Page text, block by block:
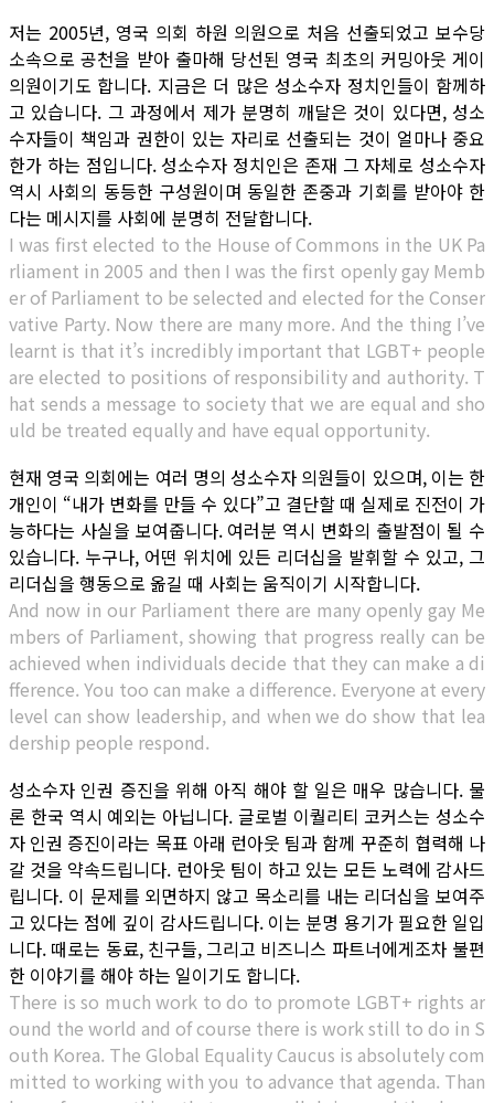
저는 2005년, 영국 의회 하원 의원으로 처음 선출되었고 보수당
소속으로 공천을 받아 출마해 당선된 영국 최초의 커밍아웃 게이
의원이기도 합니다. 지금은 더 많은 성소수자 정치인들이 함께하
고 있습니다. 그 과정에서 제가 분명히 깨달은 것이 있다면, 성소
수자들이 책임과 권한이 있는 자리로 선출되는 것이 얼마나 중요
한가 하는 점입니다. 성소수자 정치인은 존재 그 자체로 성소수자
역시 사회의 동등한 구성원이며 동일한 존중과 기회를 받아야 한
다는 메시지를 사회에 분명히 전달합니다.
I was first elected to the House of Commons in the UK Pa
rliament in 2005 and then I was the first openly gay Memb
er of Parliament to be selected and elected for the Conser
vative Party. Now there are many more. And the thing I’ve
learnt is that it’s incredibly important that LGBT+ people
are elected to positions of responsibility and authority. T
hat sends a message to society that we are equal and sho
uld be treated equally and have equal opportunity.
현재 영국 의회에는 여러 명의 성소수자 의원들이 있으며, 이는 한
개인이 “내가 변화를 만들 수 있다”고 결단할 때 실제로 진전이 가
능하다는 사실을 보여줍니다. 여러분 역시 변화의 출발점이 될 수
있습니다. 누구나, 어떤 위치에 있든 리더십을 발휘할 수 있고, 그
리더십을 행동으로 옮길 때 사회는 움직이기 시작합니다.
And now in our Parliament there are many openly gay Me
mbers of Parliament, showing that progress really can be
achieved when individuals decide that they can make a di
fference. You too can make a difference. Everyone at every
level can show leadership, and when we do show that lea
dership people respond.
성소수자 인권 증진을 위해 아직 해야 할 일은 매우 많습니다. 물
론 한국 역시 예외는 아닙니다. 글로벌 이퀄리티 코커스는 성소수
자 인권 증진이라는 목표 아래 런아웃 팀과 함께 꾸준히 협력해 나
갈 것을 약속드립니다. 런아웃 팀이 하고 있는 모든 노력에 감사드
립니다. 이 문제를 외면하지 않고 목소리를 내는 리더십을 보여주
고 있다는 점에 깊이 감사드립니다. 이는 분명 용기가 필요한 일입
니다. 때로는 동료, 친구들, 그리고 비즈니스 파트너에게조차 불편
한 이야기를 해야 하는 일이기도 합니다.
There is so much work to do to promote LGBT+ rights ar
ound the world and of course there is work still to do in S
outh Korea. The Global Equality Caucus is absolutely com
mitted to working with you to advance that agenda. Than